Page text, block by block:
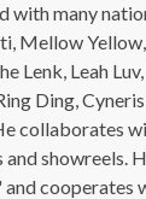
with many
Mellow
Lenk, Leah
Ding,
collaborates
showreels.